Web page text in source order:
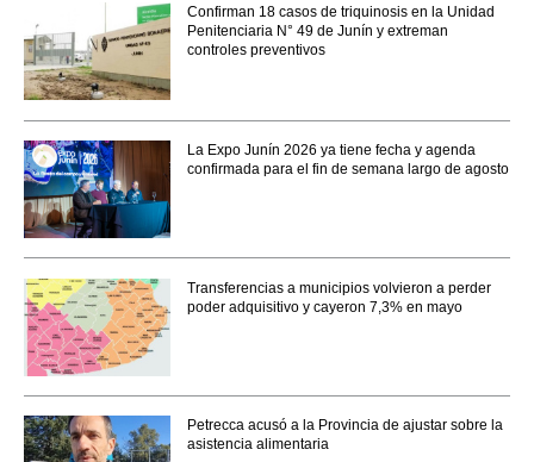
Confirman 18 casos de triquinosis en la Unidad
Penitenciaria N° 49 de Junín y extreman
controles preventivos
La Expo Junín 2026 ya tiene fecha y agenda
confirmada para el fin de semana largo de agosto
Transferencias a municipios volvieron a perder
poder adquisitivo y cayeron 7,3% en mayo
Petrecca acusó a la Provincia de ajustar sobre la
asistencia alimentaria